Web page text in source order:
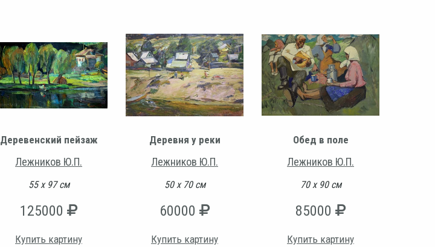
Деревенский пейзаж
Лежников Ю.П.
55 х 97 см
125000
Купить картину
Деревня у реки
Лежников Ю.П.
50 х 70 см
60000
Купить картину
Обед в поле
Лежников Ю.П.
70 х 90 см
85000
Купить картину